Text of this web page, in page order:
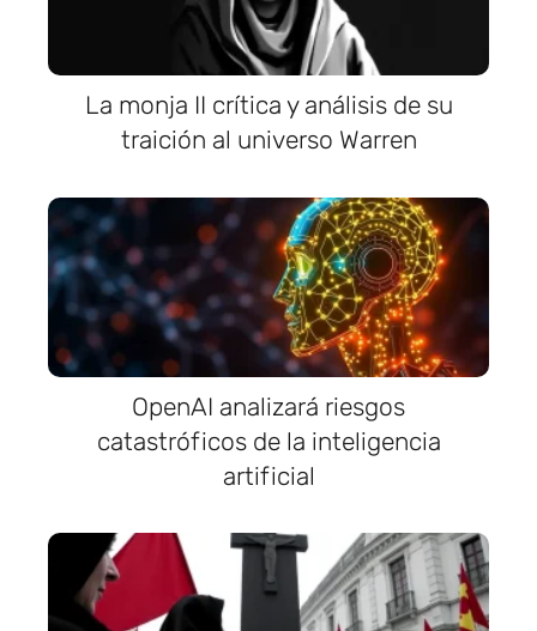
La monja II crítica y análisis de su
traición al universo Warren
OpenAI analizará riesgos
catastróficos de la inteligencia
artificial